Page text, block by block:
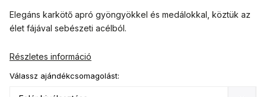
Válassz ajándékcsomagolást:
Elegáns karkötő apró gyöngyökkel és medálokkal, köztük az
élet fájával sebészeti acélból.
Részletes információ